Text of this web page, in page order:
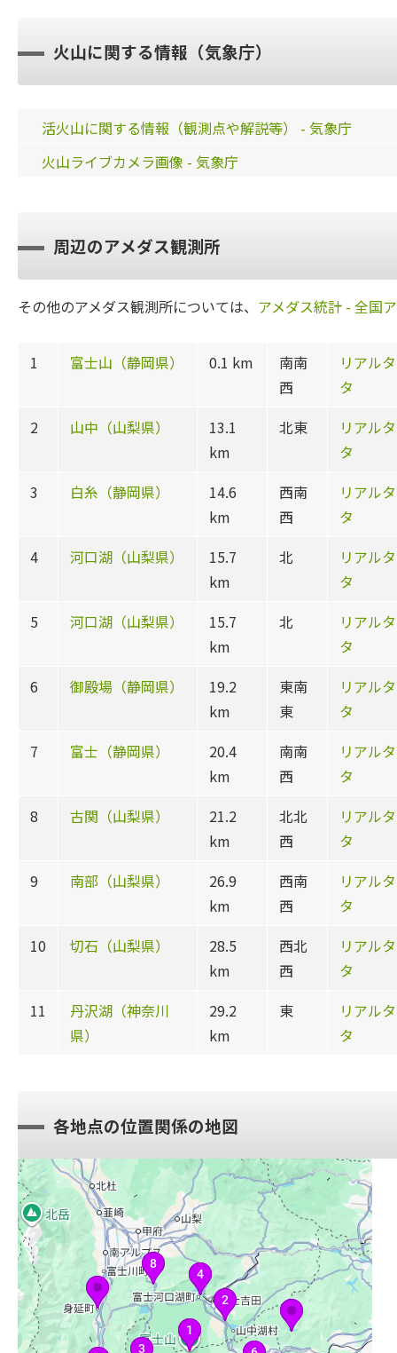
火山に関する情報（気象庁）
活火山に関する情報（観測点や解説等） - 気象庁
火山ライブカメラ画像 - 気象庁
周辺のアメダス観測所
その他のアメダス観測所については、 アメダス統計 - 全国
1 富士山（静岡県） 0.1 km
南南
西
リアル
タ
2
山中（山梨県）
13.1
km
北東
リアル
タ
3
白糸（静岡県）
14.6
km
西南
西
リアル
タ
4
河口湖（山梨県）
15.7
km
北
リアル
タ
5
河口湖（山梨県）
15.7
km
北
リアル
タ
6
御殿場（静岡県）
19.2
km
東南
東
リアル
タ
7
富士（静岡県）
20.4
km
南南
西
リアル
タ
8
古関（山梨県）
21.2
km
北北
西
リアル
タ
9
南部（山梨県）
26.9
km
西南
西
リアル
タ
10
切石（山梨県）
28.5
km
西北
西
リアル
タ
11
丹沢湖（神奈川
県）
29.2
km
東
リアル
タ
各地点の位置関係の地図